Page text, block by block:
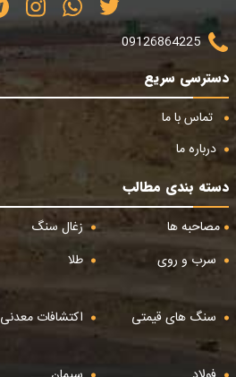
09126864225
دسترسی سریع
تماس با ما
درباره ما
دسته بندی مطالب
مصاحبه ها
زغال سنگ
سرب و روی
طلا
سنگ های قیمتی
اکتشافات معدنی